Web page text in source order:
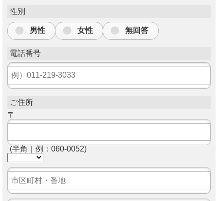
性別
男性 女性 無回答
電話番号
ご住所
〒
(半角｜例：060-0052)